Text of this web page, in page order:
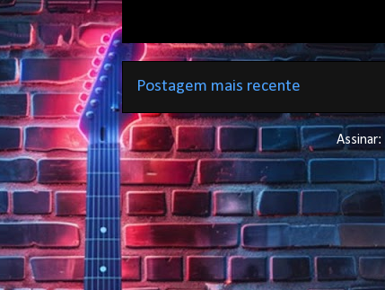
Postagem mais recente
Assinar: